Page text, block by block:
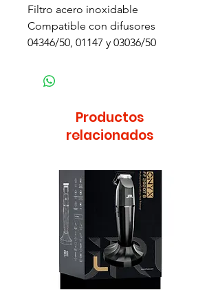
Filtro acero inoxidable
Compatible con difusores
04346/50, 01147 y 03036/50
Productos
relacionados